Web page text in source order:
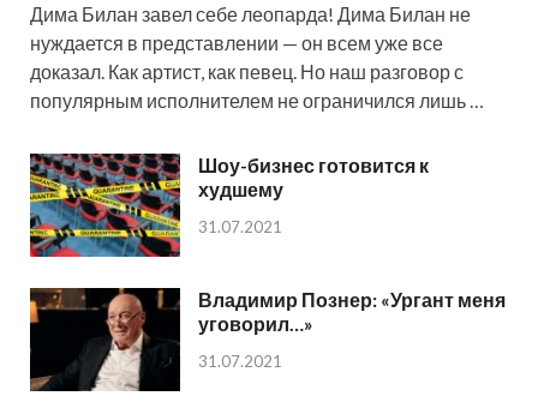
Дима Билан завел себе леопарда! Дима Билан не
нуждается в представлении — он всем уже все
доказал. Как артист, как певец. Но наш разговор с
популярным исполнителем не ограничился лишь …
Шоу-бизнес готовится к
худшему
31.07.2021
Владимир Познер: «Ургант меня
уговорил…»
31.07.2021